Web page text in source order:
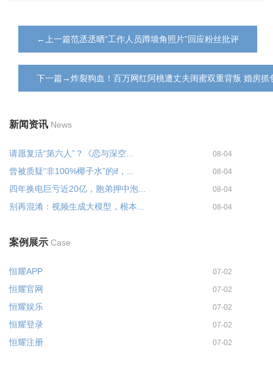
←上一篇范丞丞晒“工作人员蹲墙角照片”回应粉丝批评
下一篇→炸裂狗血！百万网红阿桃遭丈夫闺蜜双重背叛 婚房抓
新闻资讯 News
请愿复活“第六人”？《恋与深空... 08-04
曾被质疑“非100%椰子水”的if，... 08-04
四年换电巨亏近20亿，胞弟押中泡... 08-04
别再混淆：视频生成大模型，根本... 08-04
案例展示 Case
恒耀APP 07-02
恒耀官网 07-02
恒耀娱乐 07-02
恒耀登录 07-02
恒耀注册 07-02